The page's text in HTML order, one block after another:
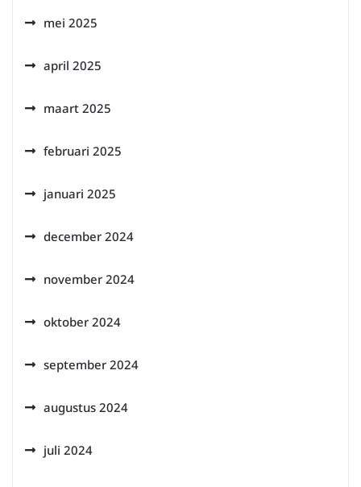
mei 2025
april 2025
maart 2025
februari 2025
januari 2025
december 2024
november 2024
oktober 2024
september 2024
augustus 2024
juli 2024